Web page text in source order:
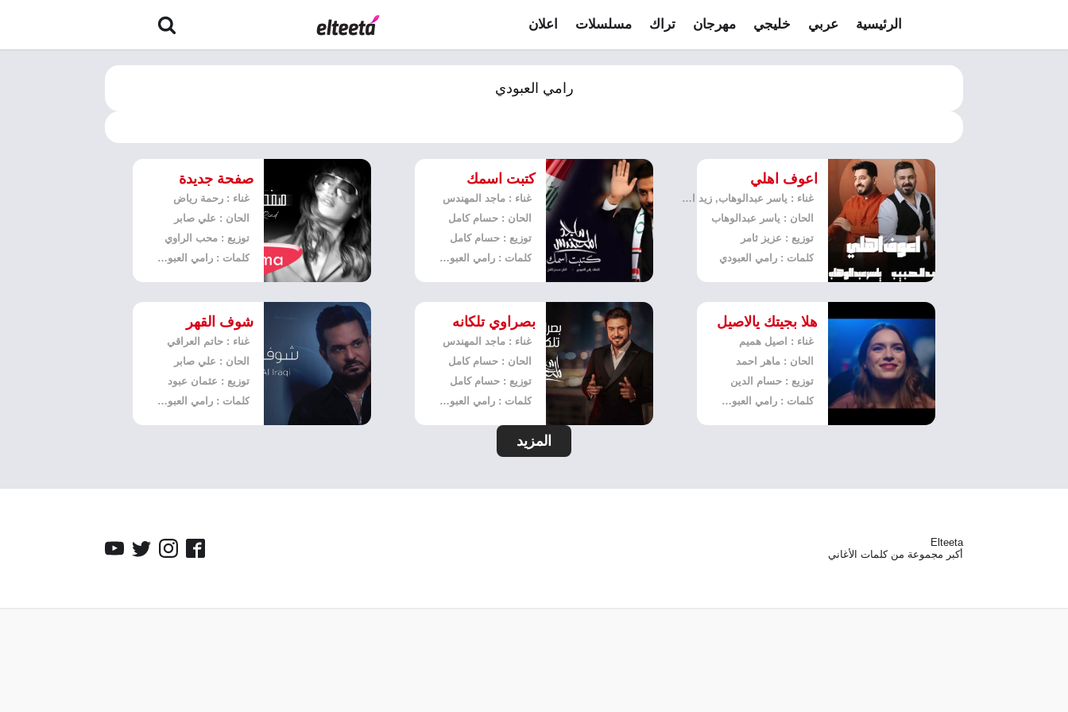
الرئيسية عربي خليجي مهرجان تراك مسلسلات اعلان
رامي العبودي
اعوف اهلي
غناء : ياسر عبدالوهاب, زيد الحبيب
الحان : ياسر عبدالوهاب
توزيع : عزيز ثامر
كلمات : رامي العبودي
كتبت اسمك
غناء : ماجد المهندس
الحان : حسام كامل
توزيع : حسام كامل
كلمات : رامي العبودي
صفحة جديدة
غناء : رحمة رياض
الحان : علي صابر
توزيع : محب الراوي
كلمات : رامي العبودي
هلا بجيتك يالاصيل
غناء : اصيل هميم
الحان : ماهر احمد
توزيع : حسام الدين
كلمات : رامي العبودي
بصراوي تلكانه
غناء : ماجد المهندس
الحان : حسام كامل
توزيع : حسام كامل
كلمات : رامي العبودي
شوف القهر
غناء : حاتم العراقي
الحان : علي صابر
توزيع : عثمان عبود
كلمات : رامي العبودي
المزيد
Elteeta
أكبر مجموعة من كلمات الأغاني